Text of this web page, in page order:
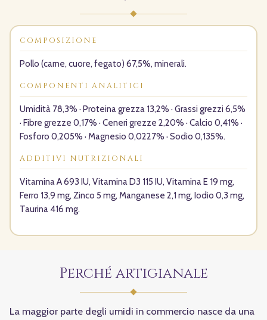
COMPOSIZIONE
Pollo (carne, cuore, fegato) 67,5%, minerali.
COMPONENTI ANALITICI
Umidità 78,3% · Proteina grezza 13,2% · Grassi grezzi 6,5%
· Fibre grezze 0,17% · Ceneri grezze 2,20% · Calcio 0,41% ·
Fosforo 0,205% · Magnesio 0,0227% · Sodio 0,135%.
ADDITIVI NUTRIZIONALI
Vitamina A 693 IU, Vitamina D3 115 IU, Vitamina E 19 mg,
Ferro 13,9 mg, Zinco 5 mg, Manganese 2,1 mg, Iodio 0,3 mg,
Taurina 416 mg.
Perché artigianale
La maggior parte degli umidi in commercio nasce da una